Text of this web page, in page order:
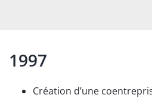
1997
Création d’une